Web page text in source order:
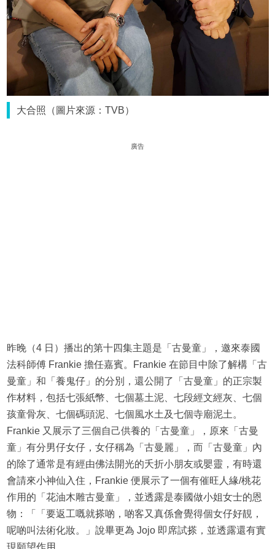
大合照（圖片來源：TVB）
廣告
昨晚（4 日）播出的第十四集主題是「古曼童」，邀來泰國
法科師傅 Frankie 擔任嘉賓。Frankie 在節目中除了解構「古
曼童」和「養鬼仔」的分別，還公開了「古曼童」的正宗製
作材料，包括七張紙幣、七個墓土泥、七段經文經灰、七個
孩童骨灰、七個碼頭泥、七個風水土及七個寺廟泥土。
Frankie 又展示了三個自己供養的「古曼童」，原來「古曼
童」有分男仔女仔，女仔稱為「古曼麗」，而「古曼童」內
的除了通常是有經由佛法開光的夭折小朋友或嬰靈，有時還
會請來小神仙入住，Frankie 便展示了一個有催旺人緣/桃花
作用的「花油木雕古曼童」，並透露是泰國做小姐女士的恩
物：「「要返工嘅就搽啲，啲客又真係會覺得個女仔好靚，
呢啲叫法術化妝。」說畢更為 Jojo 即席試搽，並透露還有實